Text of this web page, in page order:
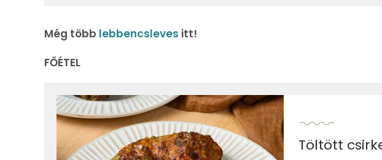
Még több lebbencsleves itt!
FŐÉTEL
Töltött